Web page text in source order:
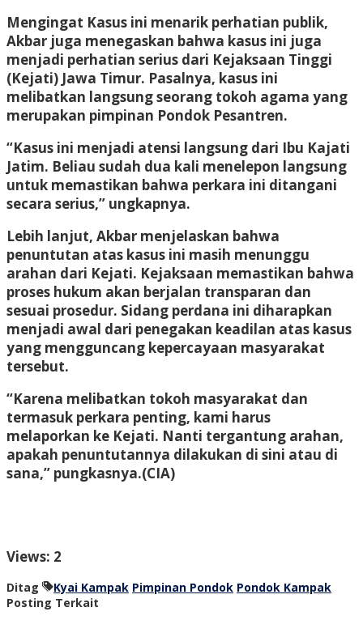
Mengingat Kasus ini menarik perhatian publik,
Akbar juga menegaskan bahwa kasus ini juga
menjadi perhatian serius dari Kejaksaan Tinggi
(Kejati) Jawa Timur. Pasalnya, kasus ini
melibatkan langsung seorang tokoh agama yang
merupakan pimpinan Pondok Pesantren.
“Kasus ini menjadi atensi langsung dari Ibu Kajati
Jatim. Beliau sudah dua kali menelepon langsung
untuk memastikan bahwa perkara ini ditangani
secara serius,” ungkapnya.
Lebih lanjut, Akbar menjelaskan bahwa
penuntutan atas kasus ini masih menunggu
arahan dari Kejati. Kejaksaan memastikan bahwa
proses hukum akan berjalan transparan dan
sesuai prosedur. Sidang perdana ini diharapkan
menjadi awal dari penegakan keadilan atas kasus
yang mengguncang kepercayaan masyarakat
tersebut.
“Karena melibatkan tokoh masyarakat dan
termasuk perkara penting, kami harus
melaporkan ke Kejati. Nanti tergantung arahan,
apakah penuntutannya dilakukan di sini atau di
sana,” pungkasnya.(CIA)
Views: 2
Ditag Kyai Kampak Pimpinan Pondok Pondok Kampak
Posting Terkait